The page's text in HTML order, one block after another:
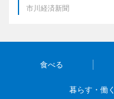
市川経済新聞
食べる
暮らす・働く